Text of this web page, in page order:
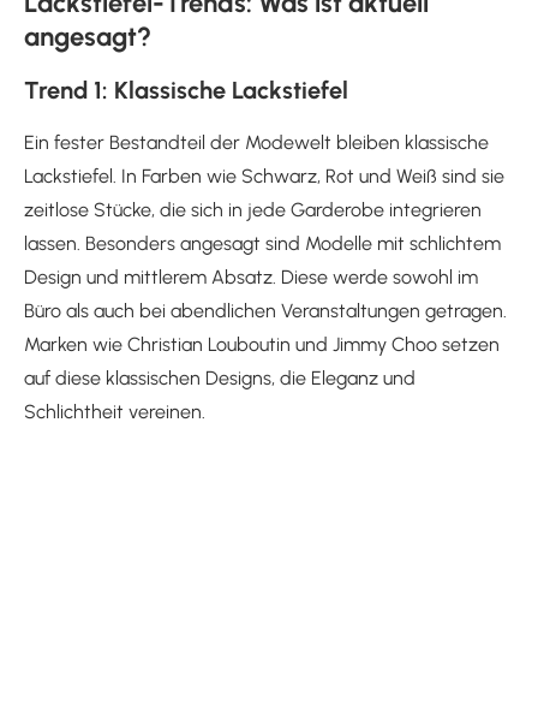
angesagt?
Trend 1: Klassische Lackstiefel
Ein fester Bestandteil der Modewelt bleiben klassische
Lackstiefel. In Farben wie Schwarz, Rot und Weiß sind sie
zeitlose Stücke, die sich in jede Garderobe integrieren
lassen. Besonders angesagt sind Modelle mit schlichtem
Design und mittlerem Absatz. Diese werde sowohl im
Büro als auch bei abendlichen Veranstaltungen getragen.
Marken wie Christian Louboutin und Jimmy Choo setzen
auf diese klassischen Designs, die Eleganz und
Schlichtheit vereinen.